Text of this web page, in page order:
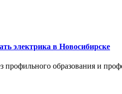
электрика в Новосибирске
профильного образования и